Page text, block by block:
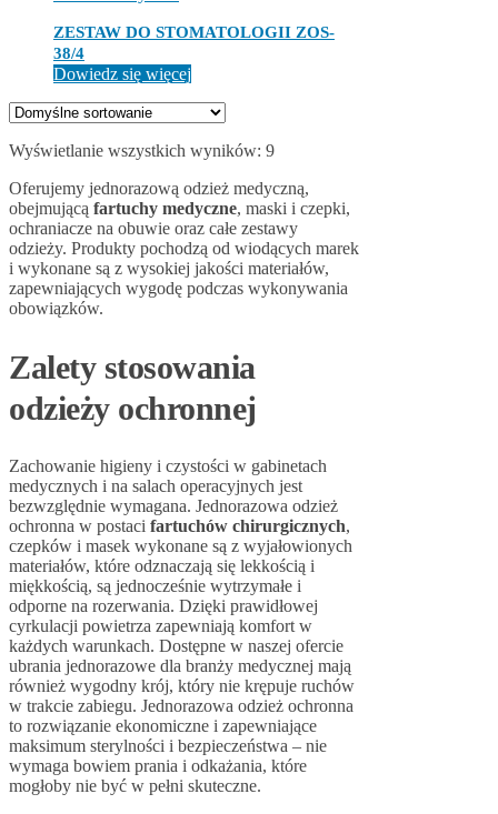
ZESTAW DO STOMATOLOGII ZOS-
38/4
Dowiedz się więcej
Wyświetlanie wszystkich wyników: 9
Oferujemy jednorazową odzież medyczną,
obejmującą fartuchy medyczne, maski i czepki,
ochraniacze na obuwie oraz całe zestawy
odzieży. Produkty pochodzą od wiodących marek
i wykonane są z wysokiej jakości materiałów,
zapewniających wygodę podczas wykonywania
obowiązków.
Zalety stosowania
odzieży ochronnej
Zachowanie higieny i czystości w gabinetach
medycznych i na salach operacyjnych jest
bezwzględnie wymagana. Jednorazowa odzież
ochronna w postaci fartuchów chirurgicznych,
czepków i masek wykonane są z wyjałowionych
materiałów, które odznaczają się lekkością i
miękkością, są jednocześnie wytrzymałe i
odporne na rozerwania. Dzięki prawidłowej
cyrkulacji powietrza zapewniają komfort w
każdych warunkach. Dostępne w naszej ofercie
ubrania jednorazowe dla branży medycznej mają
również wygodny krój, który nie krępuje ruchów
w trakcie zabiegu. Jednorazowa odzież ochronna
to rozwiązanie ekonomiczne i zapewniające
maksimum sterylności i bezpieczeństwa – nie
wymaga bowiem prania i odkażania, które
mogłoby nie być w pełni skuteczne.